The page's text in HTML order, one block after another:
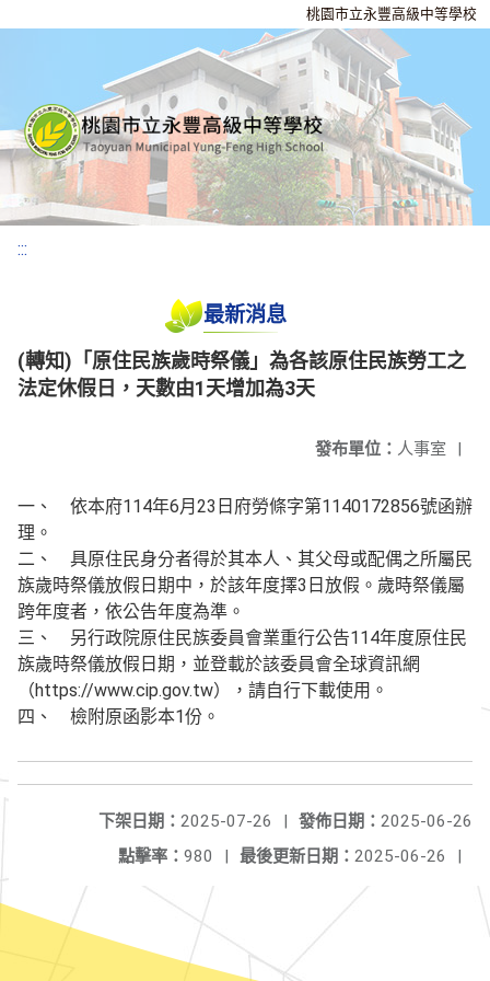
桃園市立永豐高級中等學校
:::
最新消息
(轉知)「原住民族歲時祭儀」為各該原住民族勞工之
法定休假日，天數由1天增加為3天
發布單位： 人事室 |
一、 依本府114年6月23日府勞條字第1140172856號函辦
理。
二、 具原住民身分者得於其本人、其父母或配偶之所屬民
族歲時祭儀放假日期中，於該年度擇3日放假。歲時祭儀屬
跨年度者，依公告年度為準。
三、 另行政院原住民族委員會業重行公告114年度原住民
族歲時祭儀放假日期，並登載於該委員會全球資訊網
（https://www.cip.gov.tw），請自行下載使用。
四、 檢附原函影本1份。
發佈日期： 2025-06-26
下架日期： 2025-07-26
|
最後更新日期： 2025-06-26 |
點擊率： 980 |